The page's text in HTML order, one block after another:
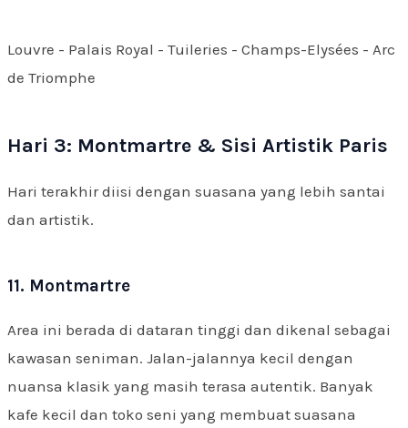
Louvre - Palais Royal - Tuileries - Champs-Elysées - Arc
de Triomphe
Hari 3: Montmartre & Sisi Artistik Paris
Hari terakhir diisi dengan suasana yang lebih santai
dan artistik.
11. Montmartre
Area ini berada di dataran tinggi dan dikenal sebagai
kawasan seniman. Jalan-jalannya kecil dengan
nuansa klasik yang masih terasa autentik. Banyak
kafe kecil dan toko seni yang membuat suasana